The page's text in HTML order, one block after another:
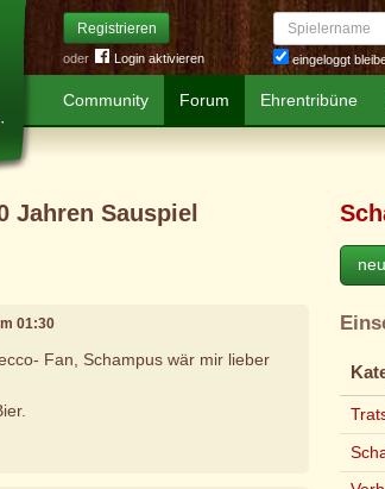
Registrieren
oder Login aktivieren
Spielername
eingeloggt
Community Forum Ehrentribüne
Jahren Sauspiel
01:30
Fan, Schampus wär mir lieber